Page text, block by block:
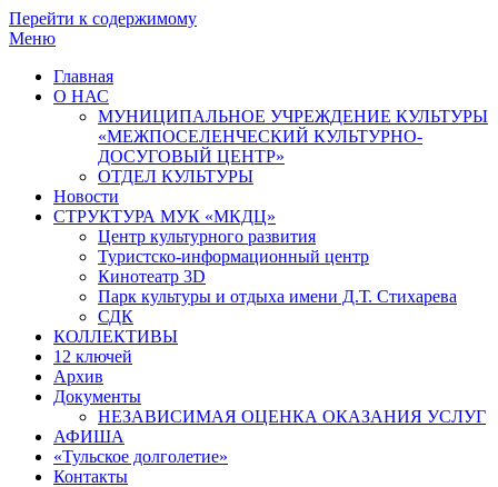
Перейти к содержимому
Меню
Главная
О НАС
МУНИЦИПАЛЬНОЕ УЧРЕЖДЕНИЕ КУЛЬТУРЫ
«МЕЖПОСЕЛЕНЧЕСКИЙ КУЛЬТУРНО-
ДОСУГОВЫЙ ЦЕНТР»
ОТДЕЛ КУЛЬТУРЫ
Новости
СТРУКТУРА МУК «МКДЦ»
Центр культурного развития
Туристско-информационный центр
Кинотеатр 3D
Парк культуры и отдыха имени Д.Т. Стихарева
СДК
КОЛЛЕКТИВЫ
12 ключей
Архив
Документы
НЕЗАВИСИМАЯ ОЦЕНКА ОКАЗАНИЯ УСЛУГ
АФИША
«Тульское долголетие»
Контакты